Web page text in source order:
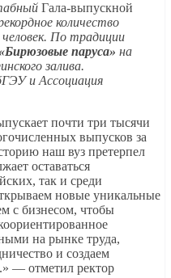
Гала-выпускной
количество
По традиции
паруса» на
залива.
и Ассоциация
почти три тысячи
выпусков за
наш вуз претерпел
оставаться
так и среди
новые уникальные
с бизнесом, чтобы
на рынке труда,
и создаем
— отметил ректор